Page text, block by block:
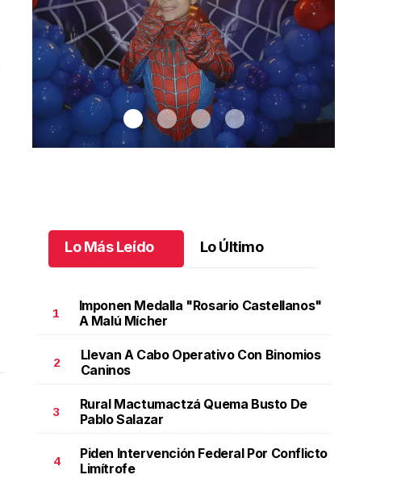
Santiago cumplió 3 años. Santiago cumplió 3 años
Octubre 03 l
Lo Más Leído Lo Último
1
Imponen Medalla "Rosario Castellanos"
A Malú Mícher
2
Llevan A Cabo Operativo Con Binomios
Caninos
3
Rural Mactumactzá Quema Busto De
Pablo Salazar
4
Piden Intervención Federal Por Conflicto
Limítrofe